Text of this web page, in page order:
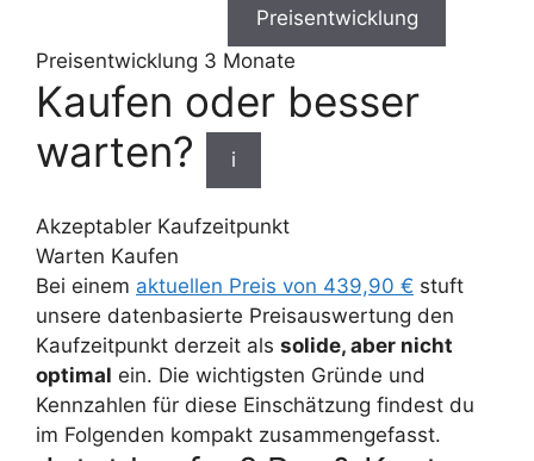
Preisentwicklung
Preisentwicklung 3 Monate
Kaufen oder besser
warten?
i
Akzeptabler Kaufzeitpunkt
Warten Kaufen
Bei einem aktuellen Preis von 439,90 € stuft
unsere datenbasierte Preisauswertung den
Kaufzeitpunkt derzeit als solide, aber nicht
optimal ein. Die wichtigsten Gründe und
Kennzahlen für diese Einschätzung findest du
im Folgenden kompakt zusammengefasst.